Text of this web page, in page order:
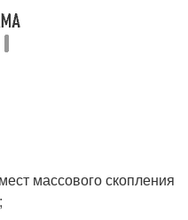
массового скопления